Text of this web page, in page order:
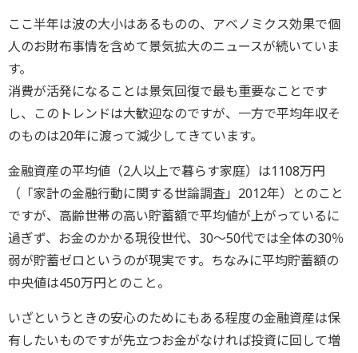
ここ半年は波の大小はあるものの、アベノミクス効果で個
人のお財布事情を含めて景気拡大のニュースが続いていま
す。
消費が活発になることは景気回復で最も重要なことです
し、このトレンドは大歓迎なのですが、一方で平均年収そ
のものは20年に渡って減少してきています。
金融資産の平均値（2人以上で暮らす家庭）は1108万円
（「家計の金融行動に関する世論調査」2012年）とのこと
ですが、高齢世帯の高い貯蓄額で平均値が上がっているに
過ぎず、お金のかかる現役世代、30～50代では全体の30％
弱が貯蓄ゼロというのが現実です。ちなみに平均貯蓄額の
中央値は450万円とのこと。
いざというときの安心のためにもある程度の金融資産は保
有したいものですが先立つお金がなければ投資に回して増